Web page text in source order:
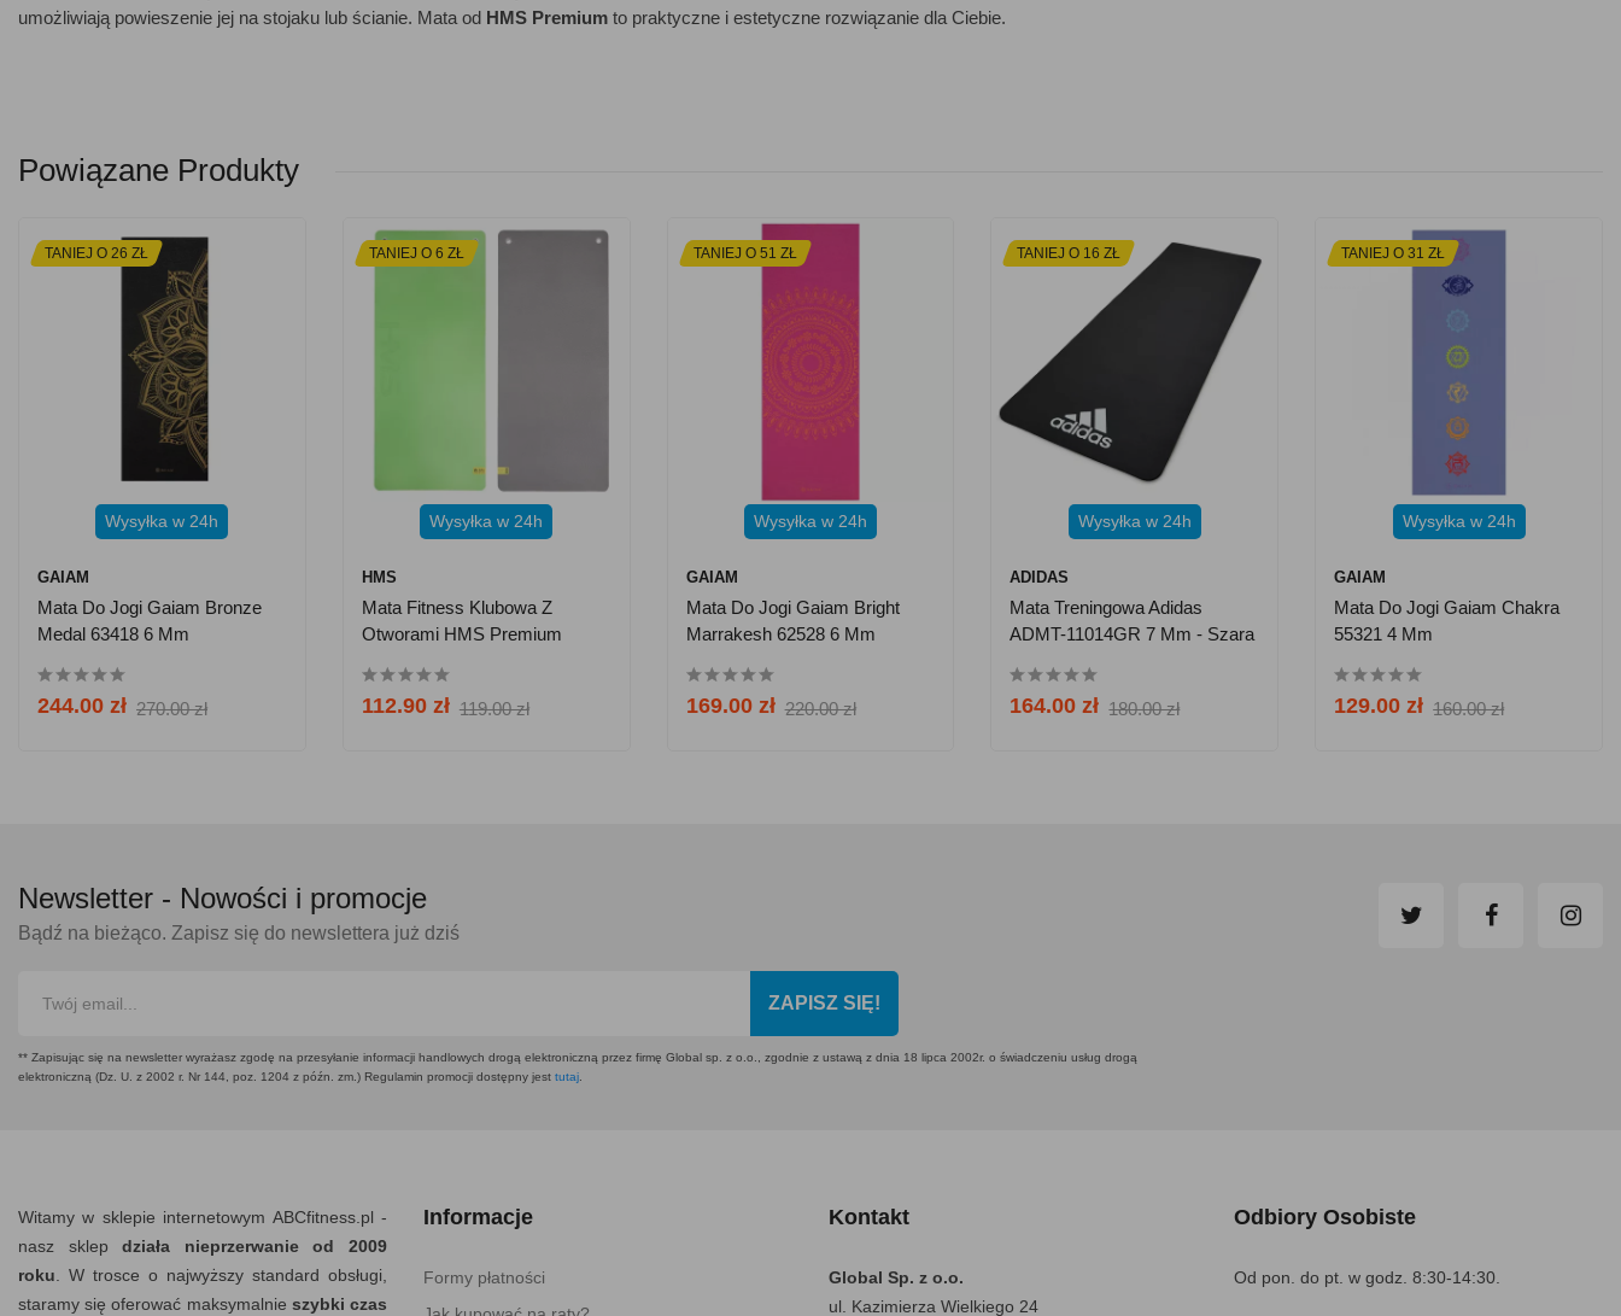
umożliwiają powieszenie jej na stojaku lub ścianie. Mata od HMS Premium to praktyczne i estetyczne rozwiązanie dla Ciebie.
Powiązane Produkty
TANIEJ O 26 ZŁ
Wysyłka w 24h
GAIAM
Mata Do Jogi Gaiam Bronze
Medal 63418 6 Mm
244.00 zł 270.00 zł
TANIEJ O 6 ZŁ
Wysyłka w 24h
HMS
Mata Fitness Klubowa Z
Otworami HMS Premium
112.90 zł 119.00 zł
TANIEJ O 51 ZŁ
Wysyłka w 24h
GAIAM
Mata Do Jogi Gaiam Bright
Marrakesh 62528 6 Mm
169.00 zł 220.00 zł
TANIEJ O 16 ZŁ
Wysyłka w 24h
ADIDAS
Mata Treningowa Adidas
ADMT-11014GR 7 Mm - Szara
164.00 zł 180.00 zł
TANIEJ O 31 ZŁ
Wysyłka w 24h
GAIAM
Mata Do Jogi Gaiam Chakra
55321 4 Mm
129.00 zł 160.00 zł
Newsletter - Nowości i promocje
Bądź na bieżąco. Zapisz się do newslettera już dziś
ZAPISZ SIĘ!
** Zapisując się na newsletter wyrażasz zgodę na przesyłanie informacji handlowych drogą elektroniczną przez firmę Global sp. z o.o., zgodnie z ustawą z dnia 18 lipca 2002r. o świadczeniu usług drogą
elektroniczną (Dz. U. z 2002 r. Nr 144, poz. 1204 z późn. zm.) Regulamin promocji dostępny jest tutaj
Witamy w sklepie internetowym ABCfitness.pl -
nasz sklepdziała nieprzerwanie od 2009
roku . W trosce o najwyższy standard obsługi,
staramy się oferować maksymalnie szybki czas
Informacje
Formy płatności
Kontakt
Global Sp. z o.o.
ul. Kazimierza Wielkiego 24
Odbiory Osobiste
Od pon. do pt. w godz. 8:30-14:30.